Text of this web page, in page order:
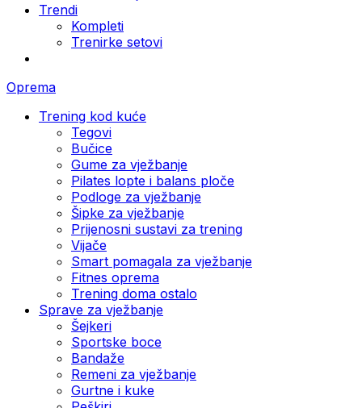
Trendi
Kompleti
Trenirke setovi
Oprema
Trening kod kuće
Tegovi
Bučice
Gume za vježbanje
Pilates lopte i balans ploče
Podloge za vježbanje
Šipke za vježbanje
Prijenosni sustavi za trening
Vijače
Smart pomagala za vježbanje
Fitnes oprema
Trening doma ostalo
Sprave za vježbanje
Šejkeri
Sportske boce
Bandaže
Remeni za vježbanje
Gurtne i kuke